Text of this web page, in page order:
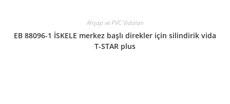
Ahşap ve PVC Vidaları
EB 88096-1 İSKELE merkez başlı direkler için silindirik vida
T-STAR plus